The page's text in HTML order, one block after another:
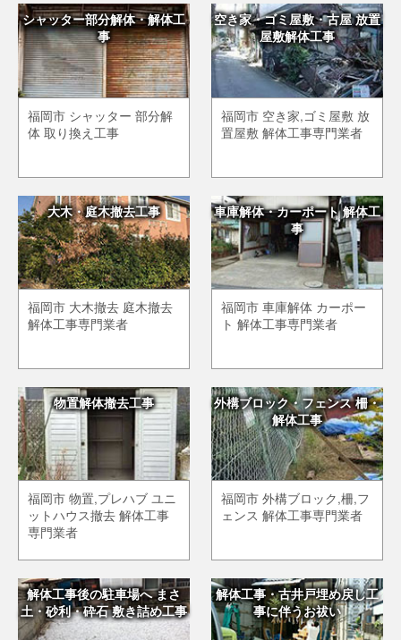
シャッター部分解体・解体工
事
福岡市 シャッター 部分解
体 取り換え工事
空き家・ゴミ屋敷・古屋 放置
屋敷解体工事
福岡市 空き家,ゴミ屋敷 放
置屋敷 解体工事専門業者
大木・庭木撤去工事
福岡市 大木撤去 庭木撤去
解体工事専門業者
車庫解体・カーポート 解体工
事
福岡市 車庫解体 カーポー
ト 解体工事専門業者
物置解体撤去工事
福岡市 物置,プレハブ ユニ
ットハウス撤去 解体工事
専門業者
外構ブロック・フェンス 柵・
解体工事
福岡市 外構ブロック,柵,フ
ェンス 解体工事専門業者
解体工事後の駐車場へ まさ
土・砂利・砕石 敷き詰め工事
解体工事・古井戸埋め戻し工
事に伴うお祓い